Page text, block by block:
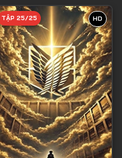
HD
TẬP 25/25